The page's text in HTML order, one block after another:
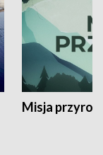
Misja